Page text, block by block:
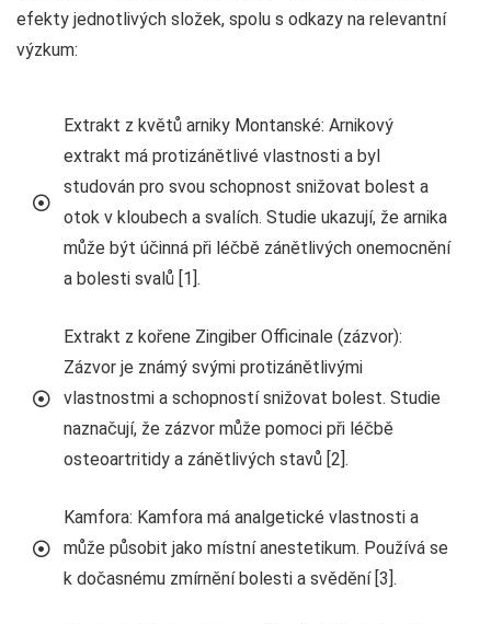
efekty jednotlivých složek, spolu s odkazy na relevantní
výzkum:
Extrakt z květů arniky Montanské: Arnikový
extrakt má protizánětlivé vlastnosti a byl
studován pro svou schopnost snižovat bolest a
otok v kloubech a svalích. Studie ukazují, že arnika
může být účinná při léčbě zánětlivých onemocnění
a bolesti svalů [1].
Extrakt z kořene Zingiber Officinale (zázvor):
Zázvor je známý svými protizánětlivými
vlastnostmi a schopností snižovat bolest. Studie
naznačují, že zázvor může pomoci při léčbě
osteoartritidy a zánětlivých stavů [2].
Kamfora: Kamfora má analgetické vlastnosti a
může působit jako místní anestetikum. Používá se
k dočasnému zmírnění bolesti a svědění [3].